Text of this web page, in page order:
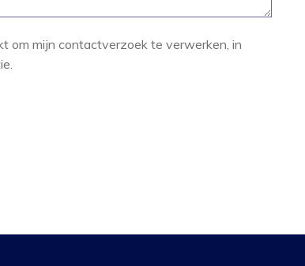
om mijn contactverzoek te verwerken, in